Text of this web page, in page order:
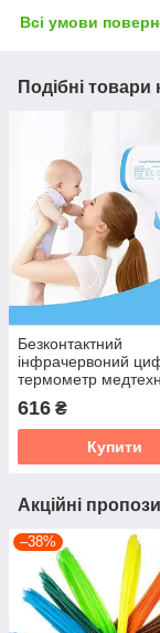
Всі умови
Подібні товари
Безконтактний
інфрачервоний
термометр
градусник GF-Z99Y
616 ₴
Купити
Акційні
–38%